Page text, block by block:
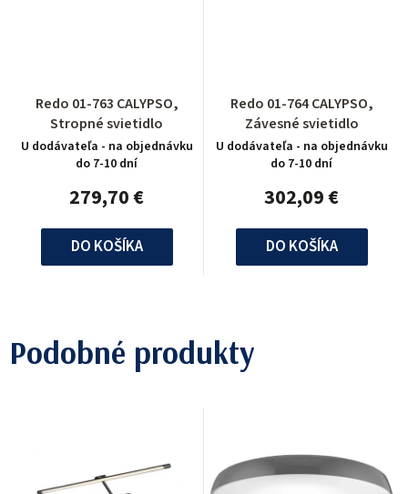
Redo 01-763 CALYPSO,
Stropné svietidlo
U dodávateľa - na objednávku
do 7-10 dní
279,70 €
DO KOŠÍKA
Redo 01-764 CALYPSO,
Závesné svietidlo
U dodávateľa - na objednávku
do 7-10 dní
302,09 €
DO KOŠÍKA
Podobné produkty